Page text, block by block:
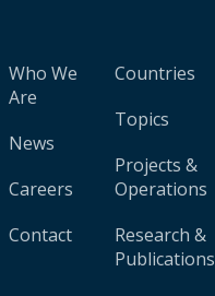
Who We
Are
News
Careers
Contact
Countries
Topics
Projects &
Operations
Research &
Publications